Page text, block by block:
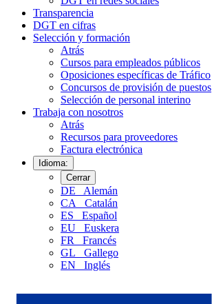
Transparencia
DGT en cifras
Selección y formación
Atrás
Cursos para empleados públicos
Oposiciones específicas de Tráfico
Concursos de provisión de puestos
Selección de personal interino
Trabaja con nosotros
Atrás
Recursos para proveedores
Factura electrónica
Idioma:
Cerrar
DE
Alemán
CA
Catalán
ES
Español
EU
Euskera
FR
Francés
GL
Gallego
EN
Inglés